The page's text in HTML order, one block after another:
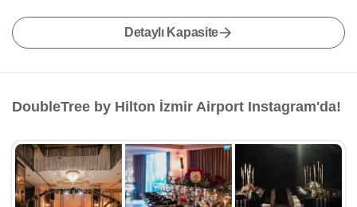
Detaylı Kapasite
DoubleTree by Hilton İzmir Airport Instagram'da!